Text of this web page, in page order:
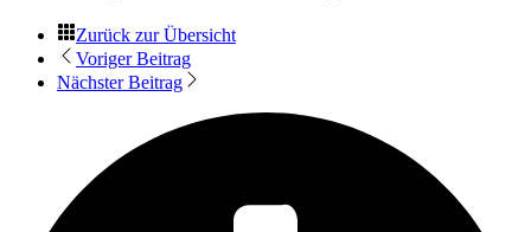
Zurück zur Übersicht
Voriger Beitrag
Nächster Beitrag